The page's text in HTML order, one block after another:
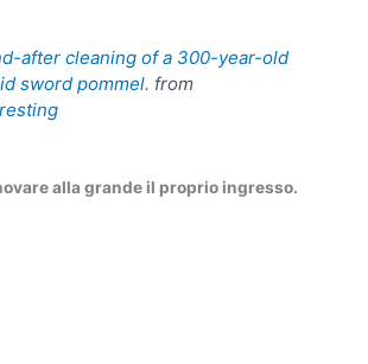
after cleaning of a 300-year-old
sword pommel. from
alla grande il proprio ingresso.